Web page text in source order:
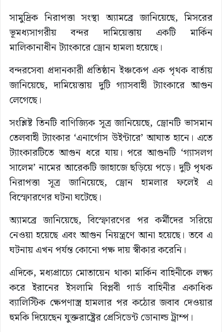
সামুদ্রিক নিরাপত্তা সংস্থা অ্যামব্রে জানিয়েছে, মিসরের
ভূমধ্যসাগরীয় বন্দর দামিয়েত্তায় একটি মার্কিন
মালিকানাধীন ট্যাংকারে ড্রোন হামলা হয়েছে।
বন্দরসেবা প্রদানকারী প্রতিষ্ঠান ইঞ্চকেপ এক পৃথক বার্তায়
জানিয়েছে, দামিয়েত্তায় দুটি গ্যাসবাহী ট্যাংকারে আগুন
লেগেছে।
সংশ্লিষ্ট তিনটি বাণিজ্যিক সূত্র জানিয়েছে, ড্রোনটি ভাসমান
তেলবাহী ট্যাংকার ‘এনার্গোস উইন্টারে’ আঘাত হানে। এতে
ট্যাংকারটিতে আগুন ধরে যায়। পরে আগুনটি ‘গ্যাসলগ
সালেম’ নামের আরেকটি জাহাজে ছড়িয়ে পড়ে। দুটি পৃথক
নিরাপত্তা সূত্র জানিয়েছে, ড্রোন হামলার ফলেই এ
বিস্ফোরণের ঘটনা ঘটেছে।
অ্যামব্রে জানিয়েছে, বিস্ফোরণের পর কর্মীদের সরিয়ে
নেওয়া হয়েছে এবং আগুন নিয়ন্ত্রণে আনা হয়েছে। তবে এ
ঘটনায় এখন পর্যন্ত কোনো পক্ষ দায় স্বীকার করেনি।
এদিকে, মধ্যপ্রাচ্যে মোতায়েন থাকা মার্কিন বাহিনীকে লক্ষ্য
করে ইরানের ইসলামি বিপ্লবী গার্ড বাহিনীর একাধিক
ব্যালিস্টিক ক্ষেপণাস্ত্র হামলার পর কঠোর জবাব দেওয়ার
হুমকি দিয়েছেন যুক্তরাষ্ট্রের প্রেসিডেন্ট ডোনাল্ড ট্রাম্প।